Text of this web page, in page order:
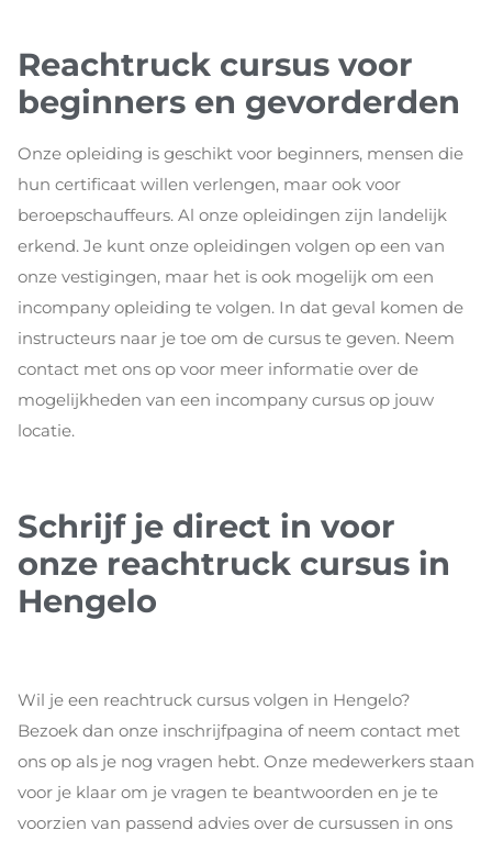
Reachtruck cursus voor
beginners en gevorderden
Onze opleiding is geschikt voor beginners, mensen die
hun certificaat willen verlengen, maar ook voor
beroepschauffeurs. Al onze opleidingen zijn landelijk
erkend. Je kunt onze opleidingen volgen op een van
onze vestigingen, maar het is ook mogelijk om een
incompany opleiding te volgen. In dat geval komen de
instructeurs naar je toe om de cursus te geven. Neem
contact met ons op voor meer informatie over de
mogelijkheden van een incompany cursus op jouw
locatie.
Schrijf je direct in voor
onze reachtruck cursus in
Hengelo
Wil je een reachtruck cursus volgen in Hengelo?
Bezoek dan onze inschrijfpagina of neem contact met
ons op als je nog vragen hebt. Onze medewerkers staan
voor je klaar om je vragen te beantwoorden en je te
voorzien van passend advies over de cursussen in ons